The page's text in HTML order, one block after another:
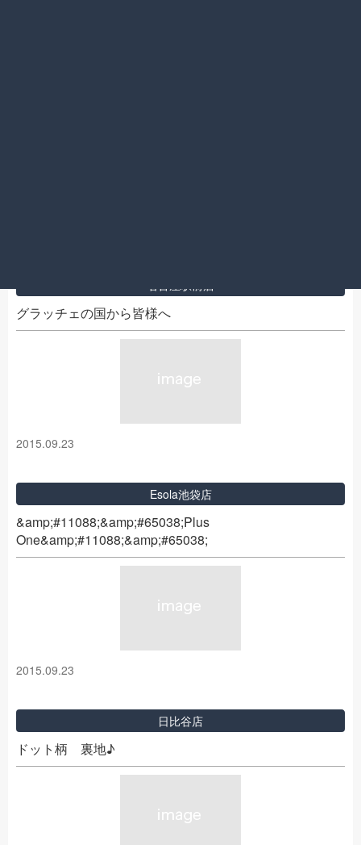
名古屋駅前店
グラッチェの国から皆様へ
2015.09.23
Esola池袋店
&amp;#11088;&amp;#65038;Plus
One&amp;#11088;&amp;#65038;
2015.09.23
日比谷店
ドット柄 裏地♪